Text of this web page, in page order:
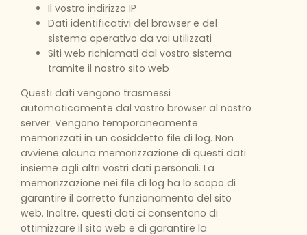
Il vostro indirizzo IP
Dati identificativi del browser e del
sistema operativo da voi utilizzati
Siti web richiamati dal vostro sistema
tramite il nostro sito web
Questi dati vengono trasmessi
automaticamente dal vostro browser al nostro
server. Vengono temporaneamente
memorizzati in un cosiddetto file di log. Non
avviene alcuna memorizzazione di questi dati
insieme agli altri vostri dati personali. La
memorizzazione nei file di log ha lo scopo di
garantire il corretto funzionamento del sito
web. Inoltre, questi dati ci consentono di
ottimizzare il sito web e di garantire la